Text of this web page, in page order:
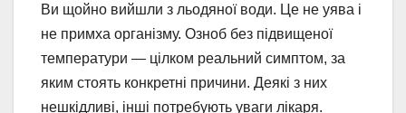
Ви щойно вийшли з льодяної води. Це не уява і
не примха організму. Озноб без підвищеної
температури — цілком реальний симптом, за
яким стоять конкретні причини. Деякі з них
нешкідливі, інші потребують уваги лікаря.